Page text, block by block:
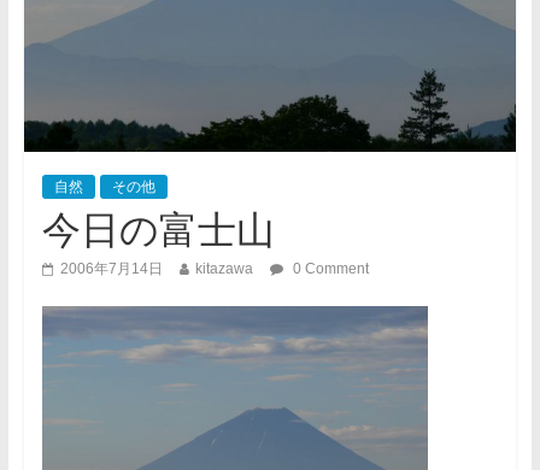
自然 その他
今日の富士山
2006年7月14日 kitazawa 0 Comment